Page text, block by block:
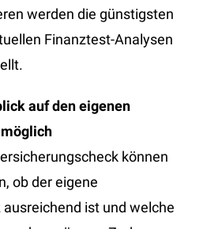
werden die günstigsten
Finanztest-Analysen
auf den eigenen
können
ob der eigene
ist und welche